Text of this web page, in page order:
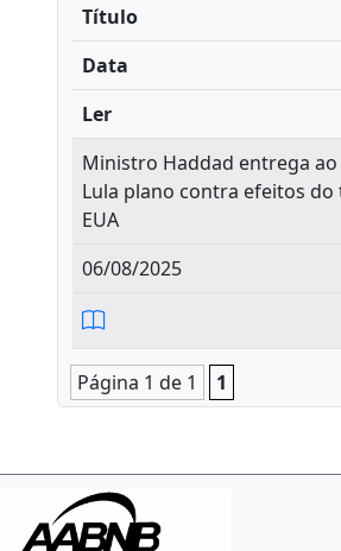
Título
Data
Ler
Ministro Haddad entrega
Lula plano contra efeitos
EUA
06/08/2025
Página 1 de 1 1